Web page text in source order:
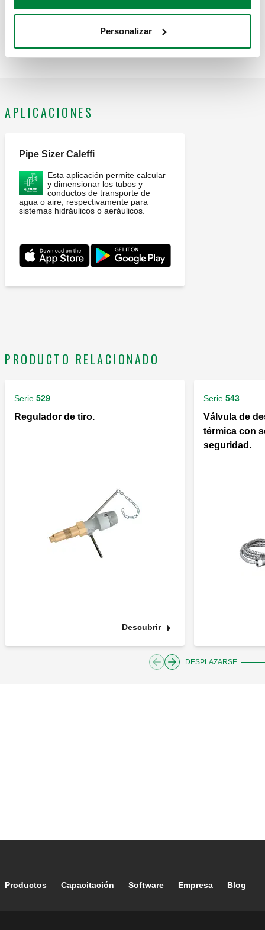
Personalizar
Potencial máximo de descarga: 50 kW.
-
APLICACIONES
Pipe Sizer Caleffi
Esta aplicación permite calcular
y dimensionar los tubos y
conductos de transporte de
agua o aire, respectivamente para
sistemas hidráulicos o aeráulicos.
PRODUCTO RELACIONADO
Serie 529
Regulador de tiro.
Descubrir
Serie 543
Válvula de
térmica con
seguridad.
DESPLAZARSE
Footer main navigation
Productos Capacitación Software Empresa Blog